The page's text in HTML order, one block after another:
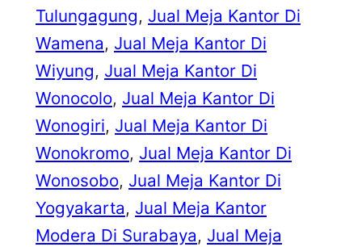
Tulungagung, Jual Meja Kantor Di
Wamena, Jual Meja Kantor Di
Wiyung, Jual Meja Kantor Di
Wonocolo, Jual Meja Kantor Di
Wonogiri, Jual Meja Kantor Di
Wonokromo, Jual Meja Kantor Di
Wonosobo, Jual Meja Kantor Di
Yogyakarta, Jual Meja Kantor
Modera Di Surabaya, Jual Meja